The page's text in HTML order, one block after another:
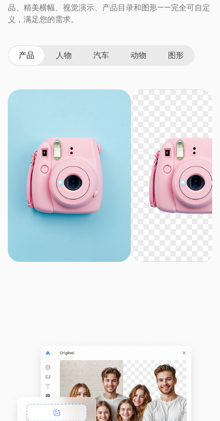
品、精美横幅、视觉演示、产品目录和图形——完全可自定
义，满足您的需求。
产品 人物 汽车 动物 图形